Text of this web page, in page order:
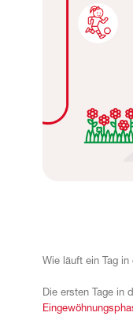
Wie läuft ein Tag
Die ersten Tage